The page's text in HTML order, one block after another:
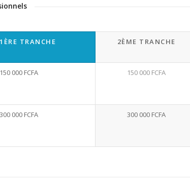
1ÈRE TRANCHE 2ÈME TRANCHE
150 000 FCFA 150 000 FCFA
300 000 FCFA 300 000 FCFA